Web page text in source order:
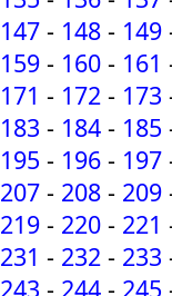
147 - 148 - 149
159 - 160 - 161
171 - 172 - 173
183 - 184 - 185
195 - 196 - 197
207 - 208 - 209
219 - 220 - 221
231 - 232 - 233
243 - 244 - 245